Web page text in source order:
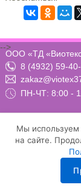
ООО «ТД
8 (4932) 59-
ПН-ЧТ: 8:00 -
Положение о
-->
Мы используем
на сайте.